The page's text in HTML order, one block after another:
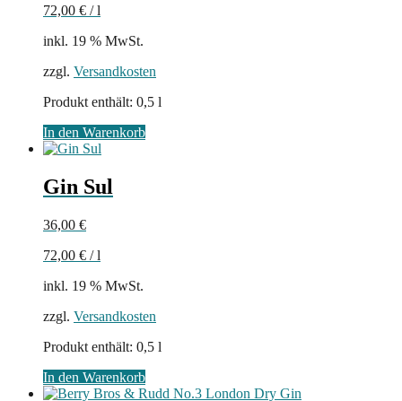
72,00 € /l
inkl. 19 % MwSt.
zzgl. Versandkosten
Produkt enthält: 0,5 l
In den Warenkorb
Gin Sul
36,00 €
72,00 € /l
inkl. 19 % MwSt.
zzgl. Versandkosten
Produkt enthält: 0,5 l
In den Warenkorb